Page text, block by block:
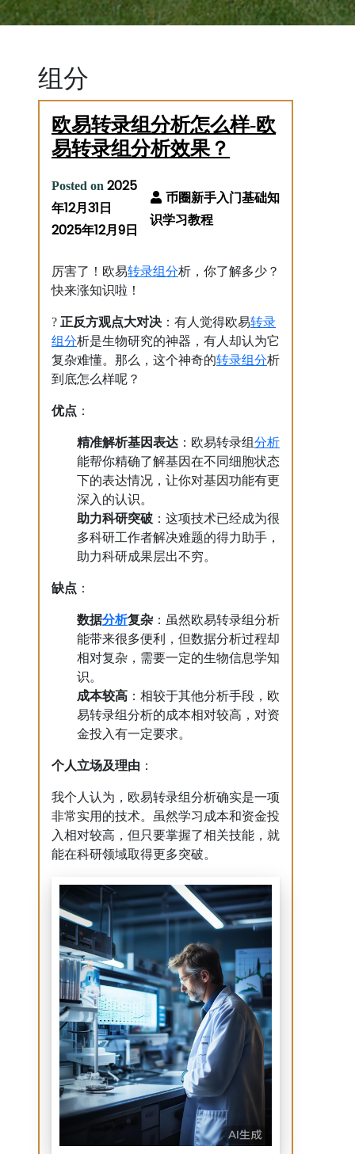
组分
欧易转录组分析怎么样-欧
易转录组分析效果？
Posted on 2025
年12月31日
2025年12月9日
厉害了！欧易转录组分析，你了解多少？
快来涨知识啦！
? 正反方观点大对决 ：有人觉得欧易转录
组分析是生物研究的神器，有人却认为它
复杂难懂。那么，这个神奇的转录组分析
到底怎么样呢？
优点 ：
精准解析基因表达 ：欧易转录组分析
能帮你精确了解基因在不同细胞状态
下的表达情况，让你对基因功能有更
深入的认识。
助力科研突破 ：这项技术已经成为很
多科研工作者解决难题的得力助手，
助力科研成果层出不穷。
缺点 ：
数据分析复杂 ：虽然欧易转录组分析
能带来很多便利，但数据分析过程却
相对复杂，需要一定的生物信息学知
识。
成本较高 ：相较于其他分析手段，欧
易转录组分析的成本相对较高，对资
金投入有一定要求。
个人立场及理由 ：
我个人认为，欧易转录组分析确实是一项
非常实用的技术。虽然学习成本和资金投
入相对较高，但只要掌握了相关技能，就
能在科研领域取得更多突破。